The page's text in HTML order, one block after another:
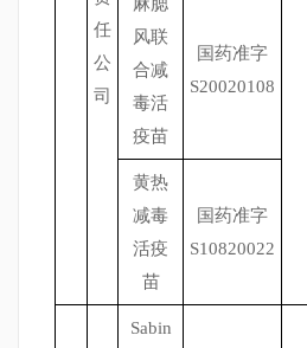
任
公
司
麻腮
风联
合减
毒活
疫苗
国药准字
S20020108
黄热
减毒
活疫
苗
国药准字
S10820022
Sabin